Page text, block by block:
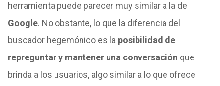
herramienta puede parecer muy similar a la de
Google. No obstante, lo que la diferencia del
buscador hegemónico es la posibilidad de
repreguntar y mantener una conversación que
brinda a los usuarios, algo similar a lo que ofrece